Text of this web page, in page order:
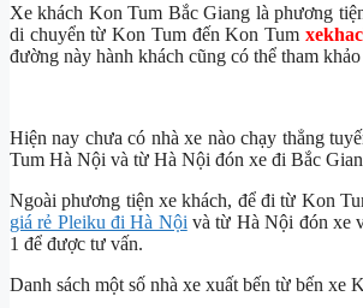
Xe khách Kon Tum Bắc Giang là phương
di chuyển từ Kon Tum đến Kon Tum
đường này hành khách cũng có thể tham khảo
Hiện nay chưa có nhà xe nào chạy thẳng
Tum Hà Nội và từ Hà Nội đón xe đi Bắc
Ngoài phương tiện xe khách, để đi từ Kon
giá rẻ Pleiku đi Hà Nội và từ Hà Nội đón xe
1 để được tư vấn.
Danh sách một số nhà xe xuất bến từ bến xe